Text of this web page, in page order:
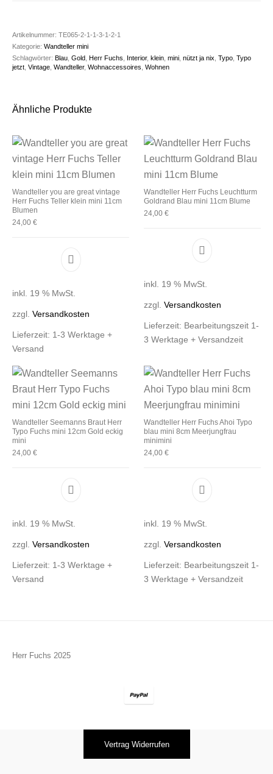
Artikelnummer:TE065-2-1-1-3-1-2-1
Kategorie:Wandteller mini
Schlagwörter:Blau ,Gold ,Herr Fuchs Interior,klein ,mini ,nützt ja nix ,Typo ,Typo
jetzt ,Vintage ,Wandteller,Wohnaccessoires ,Wohnen
Ähnliche Produkte
Wandteller you are great vintage
Herr Fuchs Teller klein mini 11cm
Blumen
24,00€
inkl. 19 % MwSt.
zzgl.Versandkosten
Lieferzeit: 1-3 Werktage +
Versand
Wandteller Herr Fuchs Leuchtturm
Goldrand Blau mini 11cm Blume
24,00 €
inkl. 19 % MwSt.
zzgl. Versandkosten
Lieferzeit: Bearbeitungszeit 1-
3 Werktage + Versandzeit
Wandteller Seemanns Braut Herr
Typo Fuchs mini 12cm Gold eckig
mini
24,00€
inkl. 19 % MwSt.
zzgl.Versandkosten
Lieferzeit: 1-3 Werktage +
Versand
Wandteller Herr Fuchs Ahoi Typo
blau mini 8cm Meerjungfrau
minimini
24,00 €
inkl. 19 % MwSt.
zzgl. Versandkosten
Lieferzeit: Bearbeitungszeit 1-
3 Werktage + Versandzeit
Herr Fuchs 2025
Vertrag Widerrufen